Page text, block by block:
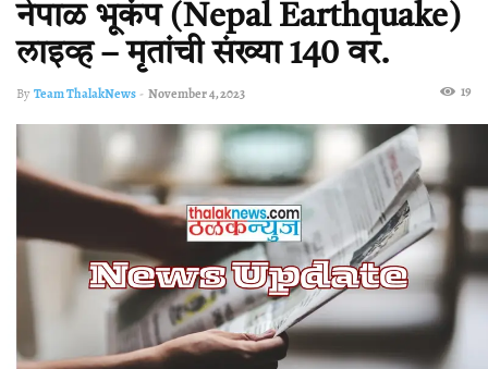
नेपाळ भूकंप (Nepal Earthquake)
लाइव्ह – मृतांची संख्या 140 वर.
By Team ThalakNews- November 4, 2023 19